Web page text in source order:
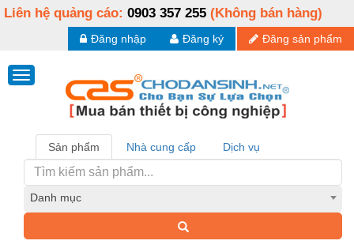
Liên hệ quảng cáo: 0903 357 255 (Không bán hàng)
Đăng sản phẩm
Đăng ký
Đăng nhập
Sản phẩm Nhà cung cấp Dịch vụ
Danh mục